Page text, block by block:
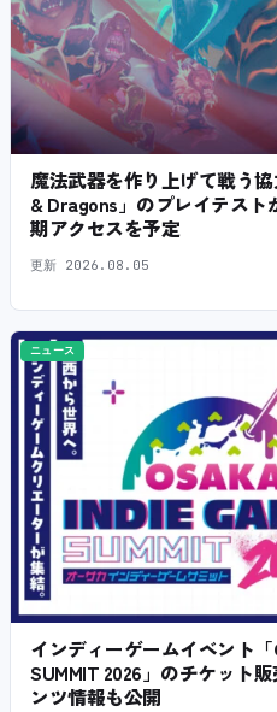
魔法武器を作り上げて戦う
& Dragons」のプレイテスト
期アクセスを予定
更新 2026.08.05
ニュース
インディーゲームイベント「
SUMMIT 2026」のチケット
ンツ情報も公開